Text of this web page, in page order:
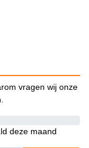
vragen wij onze
deze maand